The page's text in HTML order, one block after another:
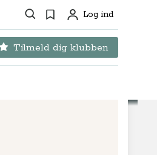
Søg Favoritter
ProfilLog ind
Tilmeld dig klubben